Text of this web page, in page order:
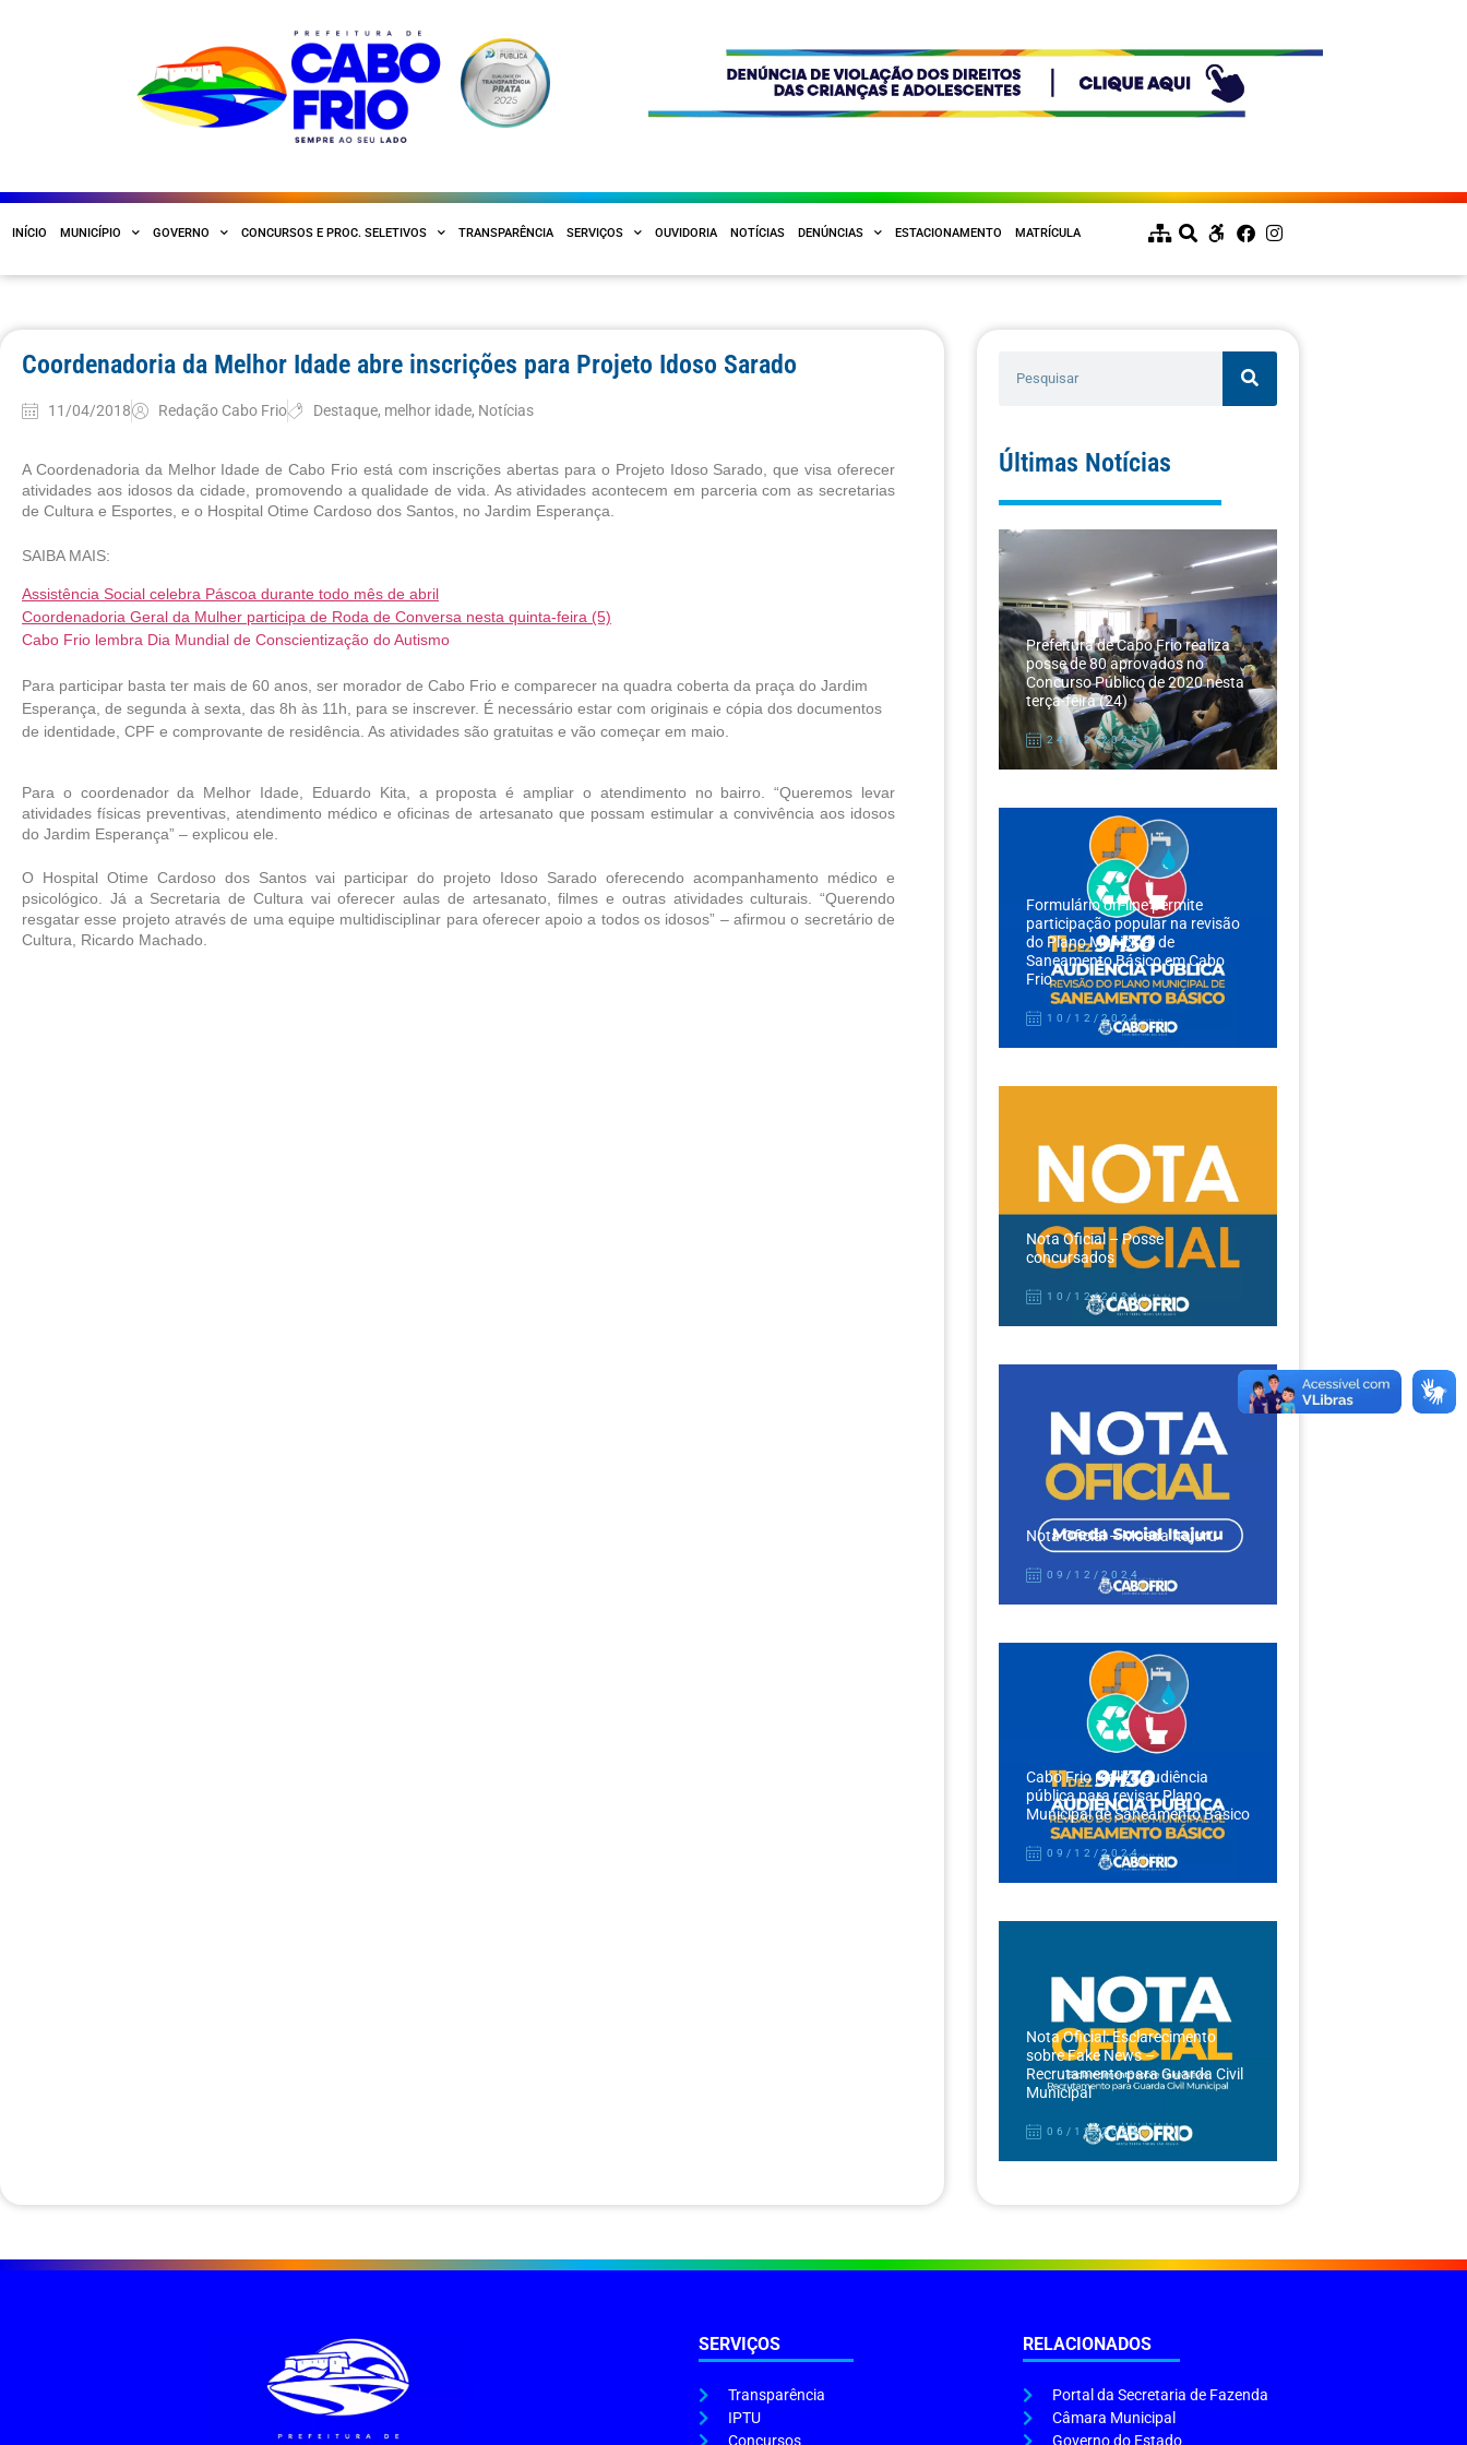
INÍCIO MUNICÍPIO GOVERNO CONCURSOS E PROC. SELETIVOS TRANSPARÊNCIA SERVIÇOS OUVIDORIA NOTÍCIAS DENÚNCIAS ESTACIONAMENTO MATRÍCULA
Coordenadoria da Melhor Idade abre inscrições para Projeto Idoso Sarado
11/04/2018 Redação Cabo Frio Destaque, melhor idade, Notícias
A Coordenadoria da Melhor Idade de Cabo Frio está com inscrições abertas para o Projeto Idoso Sarado, que visa oferecer
atividades aos idosos da cidade, promovendo a qualidade de vida. As atividades acontecem em parceria com as secretarias
de Cultura e Esportes, e o Hospital Otime Cardoso dos Santos, no Jardim Esperança.
SAIBA MAIS:
Assistência Social celebra Páscoa durante todo mês de abril
Coordenadoria Geral da Mulher participa de Roda de Conversa nesta quinta-feira (5)
Cabo Frio lembra Dia Mundial de Conscientização do Autismo
Para participar basta ter mais de 60 anos, ser morador de Cabo Frio e comparecer na quadra coberta da praça do Jardim
Esperança, de segunda à sexta, das 8h às 11h, para se inscrever. É necessário estar com originais e cópia dos documentos
de identidade, CPF e comprovante de residência. As atividades são gratuitas e vão começar em maio.
Para o coordenador da Melhor Idade, Eduardo Kita, a proposta é ampliar o atendimento no bairro. “Queremos levar
atividades físicas preventivas, atendimento médico e oficinas de artesanato que possam estimular a convivência aos idosos
do Jardim Esperança” – explicou ele.
O Hospital Otime Cardoso dos Santos vai participar do projeto Idoso Sarado oferecendo acompanhamento médico e
psicológico. Já a Secretaria de Cultura vai oferecer aulas de artesanato, filmes e outras atividades culturais. “Querendo
resgatar esse projeto através de uma equipe multidisciplinar para oferecer apoio a todos os idosos” – afirmou o secretário de
Cultura, Ricardo Machado.
Últimas Notícias
Prefeitura de Cabo Frio realiza
posse de 80 aprovados no
Concurso Público de 2020 nesta
terça-feira (24)
24/12/2024
Formulário on-line permite
participação popular na revisão
do Plano Municipal de
Saneamento Básico em Cabo
Frio
10/12/2024
Nota Oficial – Posse
concursados
10/12/2024
Nota Oficial – Moeda Itajuru
09/12/2024
Cabo Frio realiza audiência
pública para revisar Plano
Municipal de Saneamento Básico
09/12/2024
Nota Oficial: Esclarecimento
sobre Fake News –
Recrutamento para Guarda Civil
Municipal
06/12/2024
SERVIÇOS
Transparência
IPTU
Concursos
RELACIONADOS
Portal da Secretaria de Fazenda
Câmara Municipal
Governo do Estado